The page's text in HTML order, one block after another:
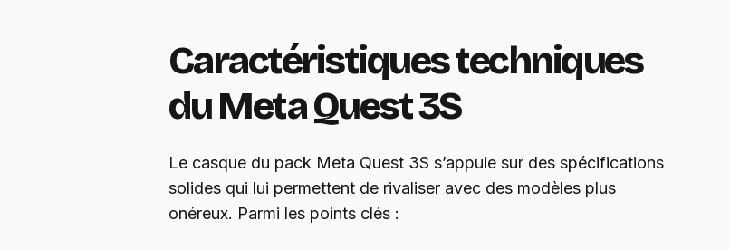
Caractéristiques techniques
du Meta Quest 3S
Le casque du pack Meta Quest 3S s’appuie sur des spécifications
solides qui lui permettent de rivaliser avec des modèles plus
onéreux. Parmi les points clés :